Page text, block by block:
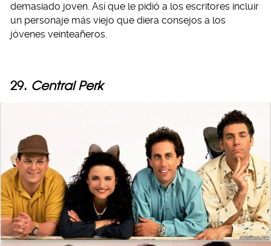
demasiado joven. Así que le pidió a los escritores incluir
un personaje más viejo que diera consejos a los
jóvenes veinteañeros.
29. Central Perk